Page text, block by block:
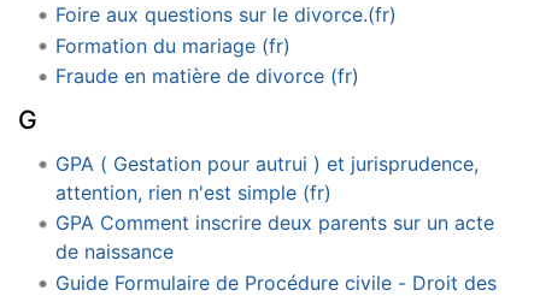
Foire aux questions sur le divorce.(fr)
Formation du mariage (fr)
Fraude en matière de divorce (fr)
G
GPA ( Gestation pour autrui ) et jurisprudence,
attention, rien n'est simple (fr)
GPA Comment inscrire deux parents sur un acte
de naissance
Guide Formulaire de Procédure civile - Droit des